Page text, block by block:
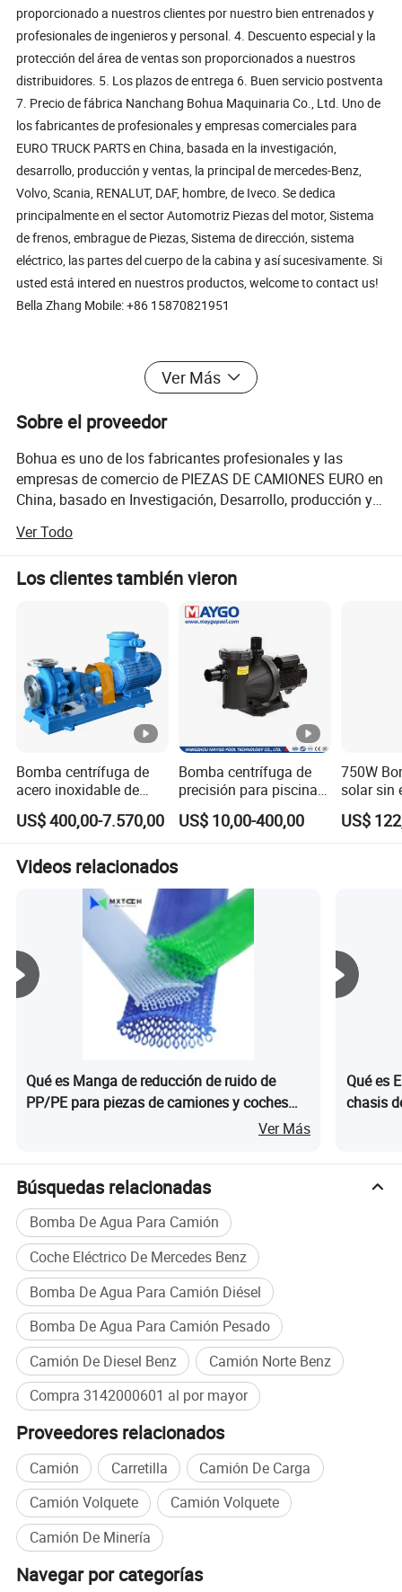
proporcionado a nuestros clientes por nuestro bien entrenados y
profesionales de ingenieros y personal. 4. Descuento especial y la
protección del área de ventas son proporcionados a nuestros
distribuidores. 5. Los plazos de entrega 6. Buen servicio postventa
7. Precio de fábrica Nanchang Bohua Maquinaria Co., Ltd. Uno de
los fabricantes de profesionales y empresas comerciales para
EURO TRUCK PARTS en China, basada en la investigación,
desarrollo, producción y ventas, la principal de mercedes-Benz,
Volvo, Scania, RENALUT, DAF, hombre, de Iveco. Se dedica
principalmente en el sector Automotriz Piezas del motor, Sistema
de frenos, embrague de Piezas, Sistema de dirección, sistema
eléctrico, las partes del cuerpo de la cabina y así sucesivamente. Si
usted está intered en nuestros productos, welcome to contact us!
Bella Zhang Mobile: +86 15870821951
Ver Más
Sobre el proveedor
Bohua es uno de los fabricantes profesionales y las
empresas de comercio de PIEZAS DE CAMIONES EURO en
China, basado en Investigación, Desarrollo, producción y
RENALUT, DAF, HOMBRE, Iveco. Principalmente se dedica
a las piezas de motor de automoción, sistema de frenos,
piezas de embrague, sistema de dirección, sistema
eléctrico, Piezas de la carrocería de la cabina y así
Ver Todo
Los clientes también vieron
Bomba centrífuga de
acero inoxidable de
succión final de alto
volumen y una etapa
para el procesamiento
de alimentación de
ácido
US$ 400,00-7.570,00
Bomba centrífuga de
precisión para piscina
1.5HP
US$ 10,00-400,00
750W
solar sin
Scpm
paneles
US$
Videos relacionados
Qué es Manga de reducción de ruido de
PP/PE para piezas de camiones y coches
Ver Más
Qué es
chasis
Búsquedas relacionadas
Bomba De Agua Para Camión
Coche Eléctrico De Mercedes Benz
Bomba De Agua Para Camión Diésel
Bomba De Agua Para Camión Pesado
Camión De Diesel Benz
Camión Norte Benz
Compra 3142000601 al por mayor
Proveedores relacionados
Camión Carretilla
Camión De Carga
Camión Volquete
Camión Volquete
Camión De Minería
Navegar por categorías